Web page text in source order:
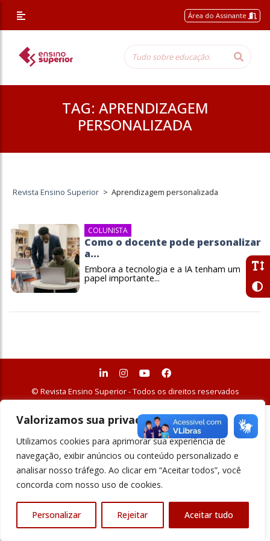
Valorizamos sua privacidade
Utilizamos cookies para aprimorar sua experiência de
navegação, exibir anúncios ou conteúdo personalizado e
analisar nosso tráfego. Ao clicar em “Aceitar todos”, você
concorda com nosso uso de cookies.
Personalizar Rejeitar Aceitar tudo
Área do Assinante
TAG: APRENDIZAGEM
PERSONALIZADA
Revista Ensino Superior > Aprendizagem personalizada
COLUNISTA
Como o docente pode personalizar
a...
Embora a tecnologia e a IA tenham um
papel importante...
© Revista Ensino Superior - Todos os direitos reservados